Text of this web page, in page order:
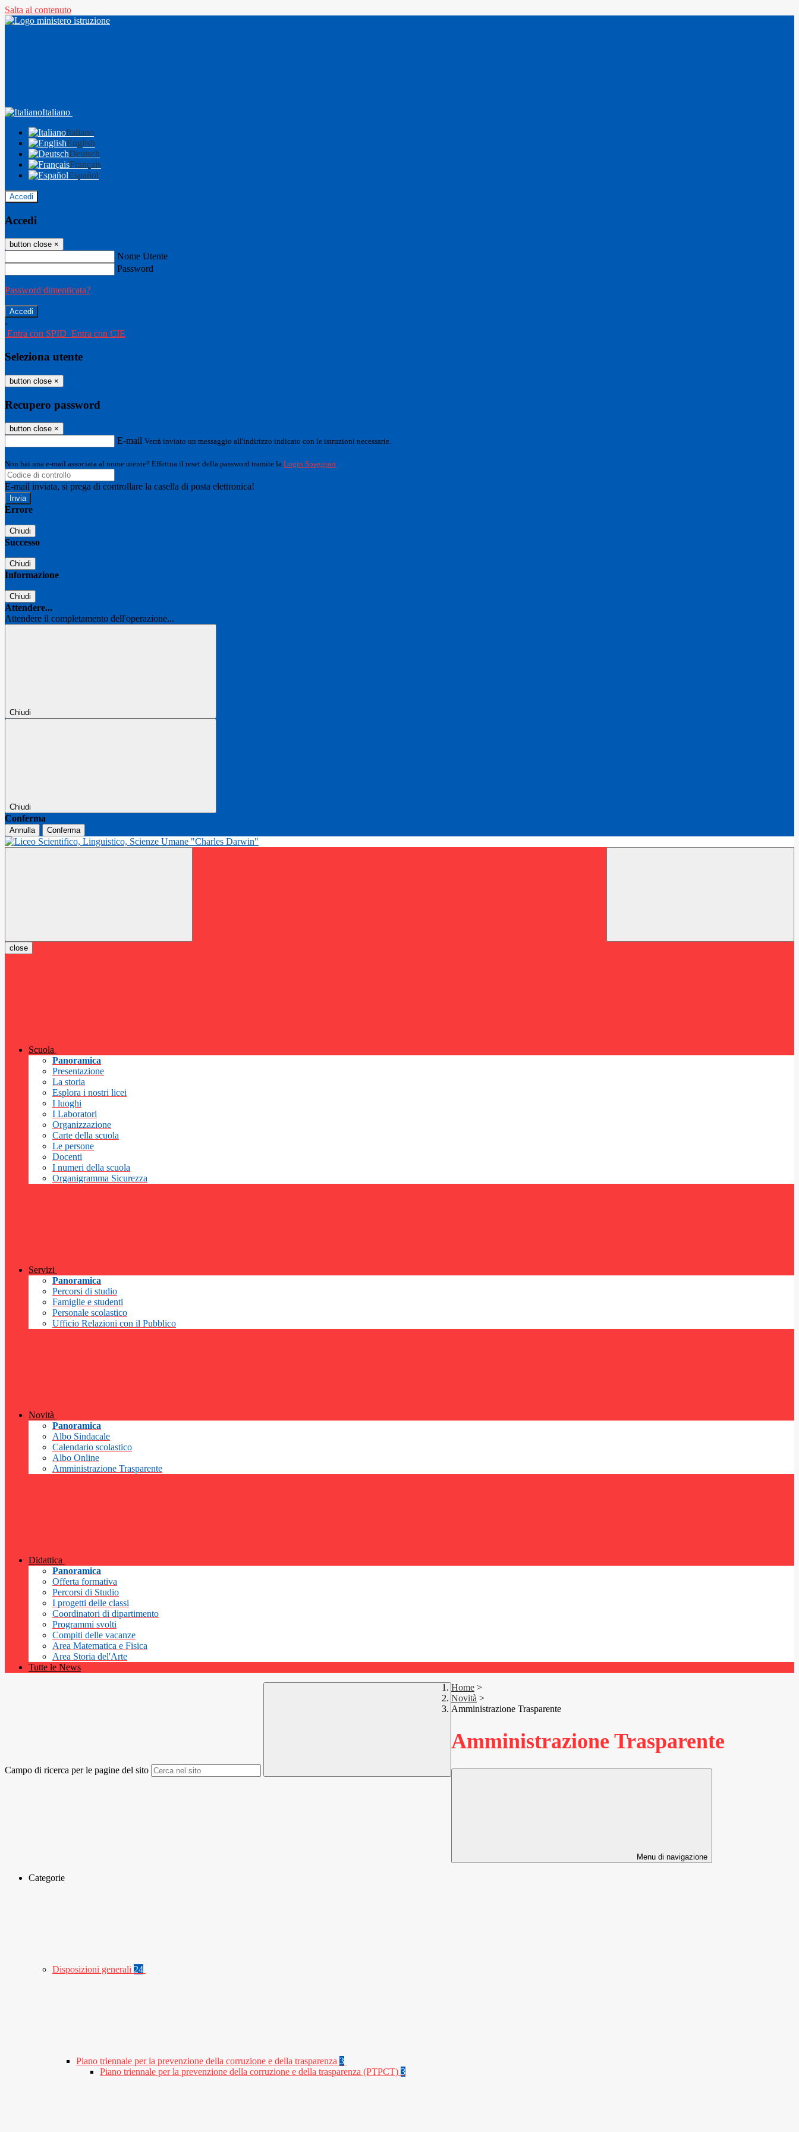
Salta al contenuto
Italiano
Italiano
English
Deutsch
Français
Español
Accedi
Accedi
button close ×
Nome Utente
Password
Password dimenticata?
-
Entra con SPID Entra con CIE
Seleziona utente
button close ×
Recupero password
button close ×
E-mail Verrà inviato un messaggio all'indirizzo indicato con le istruzioni necessarie.
Non hai una e-mail associata al nome utente? Effettua il reset della password tramite la Login Spaggiari
E-mail inviata, si prega di controllare la casella di posta elettronica!
Errore
Chiudi
Successo
Chiudi
Informazione
Chiudi
Attendere...
Attendere il completamento dell'operazione...
Chiudi
Chiudi
Conferma
Annulla Conferma
close
Scuola
Panoramica
Presentazione
La storia
Esplora i nostri licei
I luoghi
I Laboratori
Organizzazione
Carte della scuola
Le persone
Docenti
I numeri della scuola
Organigramma Sicurezza
Servizi
Panoramica
Percorsi di studio
Famiglie e studenti
Personale scolastico
Ufficio Relazioni con il Pubblico
Novità
Panoramica
Albo Sindacale
Calendario scolastico
Albo Online
Amministrazione Trasparente
Didattica
Panoramica
Offerta formativa
Percorsi di Studio
I progetti delle classi
Coordinatori di dipartimento
Programmi svolti
Compiti delle vacanze
Area Matematica e Fisica
Area Storia del'Arte
Tutte le News
Campo di ricerca per le pagine del sito
Home >
Novità >
Amministrazione Trasparente
Amministrazione Trasparente
Menu di navigazione
Categorie
Disposizioni generali 24
Piano triennale per la prevenzione della corruzione e della trasparenza 3
Piano triennale per la prevenzione della corruzione e della trasparenza (PTPCT) 3